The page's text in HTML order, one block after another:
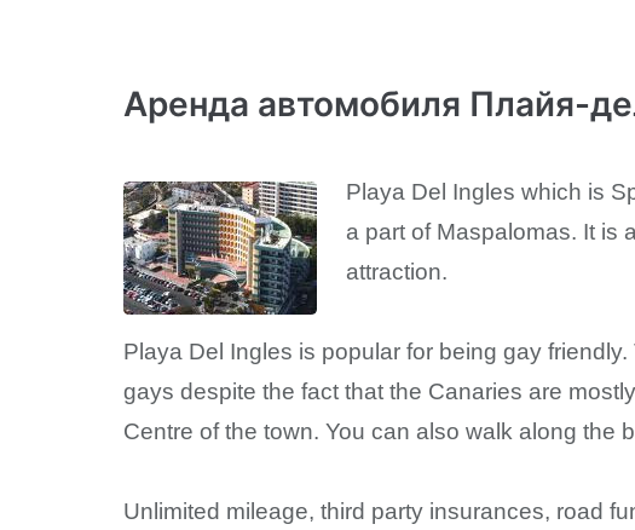
Аренда автомобиля Плайя-
Playa Del Ingles which is
a part of Maspalomas. It is
attraction.
Playa Del Ingles is popular for being gay
gays despite the fact that the Canaries are
Centre of the town. You can also walk along the
Unlimited mileage, third party insurances, road